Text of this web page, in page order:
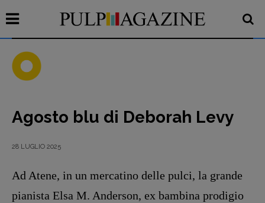
Recensioni
Primo Piano
RUBRICHE
Archeologie del
Agosto blu di Deborah Levy
28 LUGLIO 2025
Ad Atene, in un mercatino delle pulci, la grande
pianista Elsa M. Anderson, ex bambina prodigio